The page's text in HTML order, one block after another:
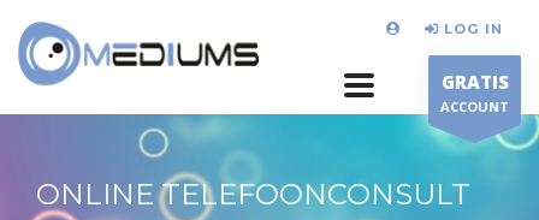
LOG IN
GRATIS
ACCOUNT
ONLINE TELEFOONCONSULT